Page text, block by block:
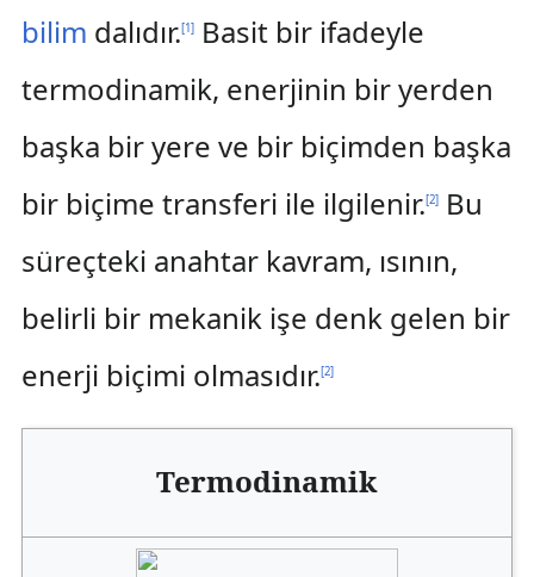
bilim dalıdır.[1]Basit bir ifadeyle
termodinamik, enerjinin bir yerden
başka bir yere ve bir biçimden başka
bir biçime transferi ile ilgilenir.[2]Bu
süreçteki anahtar kavram, ısının,
belirli bir mekanik işe denk gelen bir
enerji biçimi olmasıdır.[2]
Termodinamik